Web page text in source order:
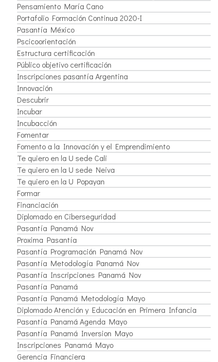
Pensamiento María Cano
Portafolio Formación Continua 2020-I
Pasantía México
Pscicoorientación
Estructura certificación
Público objetivo certificación
Inscripciones pasantía Argentina
Innovación
Descubrir
Incubar
Incubacción
Fomentar
Fomento a la Innovación y el Emprendimiento
Te quiero en la U sede Cali
Te quiero en la U sede Neiva
Te quiero en la U Popayan
Formar
Financiación
Diplomado en Ciberseguridad
Pasantía Panamá Nov
Proxima Pasantía
Pasantía Programación Panamá Nov
Pasantía Metodología Panamá Nov
Pasantía Inscripciones Panamá Nov
Pasantía Panamá
Pasantía Panamá Metodología Mayo
Diplomado Atención y Educación en Primera Infancia
Pasantía Panamá Agenda Mayo
Pasantía Panamá Inversion Mayo
Inscripciones Panamá Mayo
Gerencia Financiera